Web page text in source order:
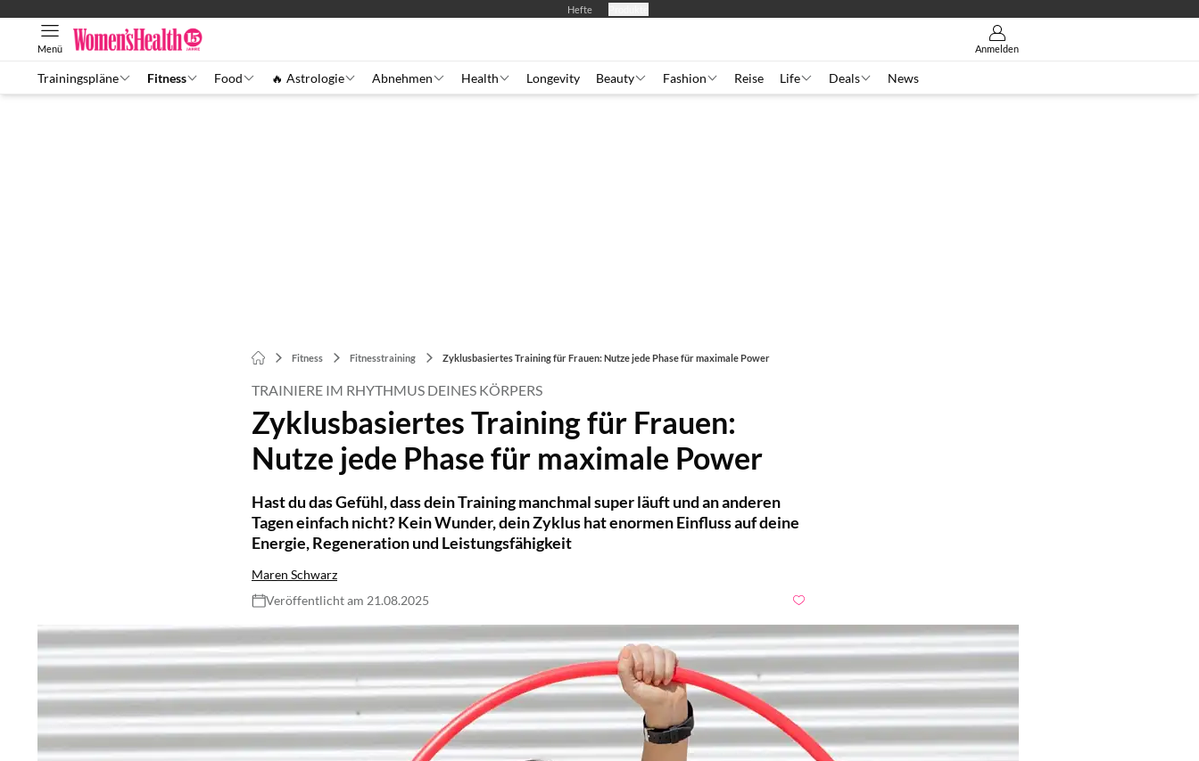
Hefte
Anmelden
Menü
Trainingspläne Fitness Food 🔥 Astrologie Abnehmen Health Longevity Beauty Fashion Reise Life Deals News
Fitness Fitnesstraining Zyklusbasiertes Training für Frauen: Nutze jede Phase für maximale Power
TRAINIERE IM RHYTHMUS DEINES KÖRPERS
Zyklusbasiertes Training für Frauen:
Nutze jede Phase für maximale Power
Hast du das Gefühl, dass dein Training manchmal super läuft und an anderen
Tagen einfach nicht? Kein Wunder, dein Zyklus hat enormen Einfluss auf deine
Energie, Regeneration und Leistungsfähigkeit
Maren Schwarz
Veröffentlicht am 21.08.2025